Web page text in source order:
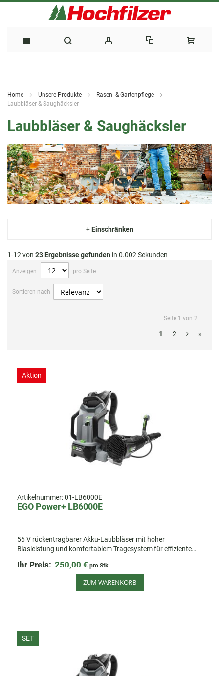
Inhalt
Home Unsere Produkte
Rasen- & Gartenpflege
Laubbläser & Saughäcksler
Laubbläser & Saughäcksler
+ Einschränken
1-12 von 23 Ergebnisse gefunden in 0.002 Sekunden
Anzeigen pro Seite
Sortieren nach
Seite 1 von 2
1 2 »
Aktion
Artikelnummer:01-LB6000E
EGO Power+ LB6000E
56 V rückentragbarer Akku-Laubbläser mit hoher
Blasleistung und komfortablem Tragesystem für effiziente
Einsätzen.
Ihr Preis: 250,00 € pro Stk
ZUM WARENKORB
SET